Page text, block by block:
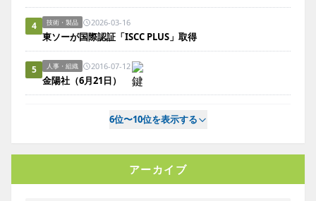
4 技術・製品 2026-03-16
東ソーが国際認証「ISCC PLUS」取得
5 人事・組織 2016-07-12
金陽社（6月21日）
6位〜10位を表示する
アーカイブ